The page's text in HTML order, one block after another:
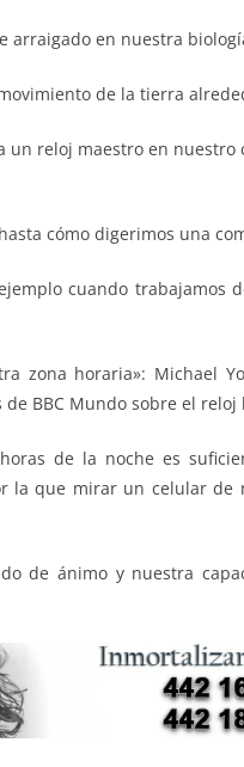
arraigado en nuestra
de la tierra
un reloj maestro en
cómo digerimos una
cuando trabajamos
zona horaria»: Michael
BBC Mundo sobre el reloj
de la noche es
la que mirar un celular de
de ánimo y nuestra